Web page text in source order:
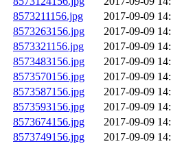
8573211156.jpg
2017-09-09
8573263156.jpg
2017-09-09
8573321156.jpg
2017-09-09
8573483156.jpg
2017-09-09
8573570156.jpg
2017-09-09
8573587156.jpg
2017-09-09
8573593156.jpg
2017-09-09
8573674156.jpg
2017-09-09
8573749156.jpg
2017-09-09